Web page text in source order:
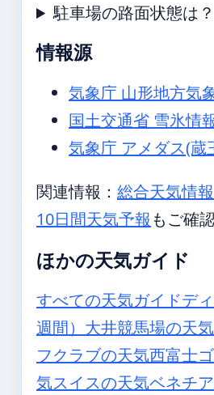
駐車場の路面状態は？
情報源
気象庁 山形地方気
国土交通省 雪氷情
気象庁 アメダス(蔵
関連情報： 総合天気情報
10日間天気予報もご確
ほかの天気ガイド
すべての天気ガイドデ
週間） 大井競馬場の天気
フクラブの天気西富士
気スイスの天気ベネチ